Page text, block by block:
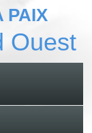
PAIX
Ouest